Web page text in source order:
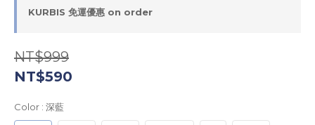
KURBIS 免運優惠 on order
NT$999
NT$590
Color : 深藍